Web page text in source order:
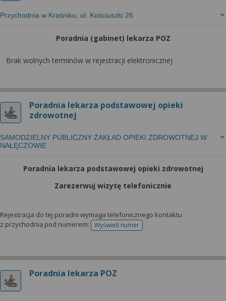
Przychodnia w Kraśniku, ul. Kościuszki 26
Poradnia (gabinet) lekarza POZ
Brak wolnych terminów w rejestracji elektronicznej
Poradnia lekarza podstawowej opieki
zdrowotnej
SAMODZIELNY PUBLICZNY ZAKŁAD OPIEKI ZDROWOTNEJ W
NAŁĘCZOWIE
Poradnia lekarza podstawowej opieki zdrowotnej
Zarezerwuj wizytę telefonicznie
Rejestracja do tej poradni wymaga telefonicznego kontaktu
z przychodnią pod numerem:
Wyświetl numertelefonu do rejestracji
Poradnia lekarza POZ